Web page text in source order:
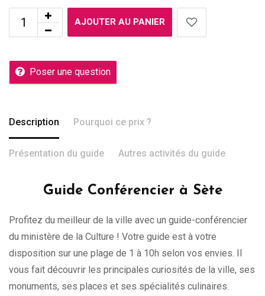
AJOUTER AU PANIER
Poser une question
Description Pourquoi ce prix ?
Présentation du guide Autres activités du guide
Guide Conférencier à Sète
Profitez du meilleur de la ville avec un guide-conférencier
du ministère de la Culture ! Votre guide est à votre
disposition sur une plage de 1 à 10h selon vos envies. Il
vous fait découvrir les principales curiosités de la ville, ses
monuments, ses places et ses spécialités culinaires.